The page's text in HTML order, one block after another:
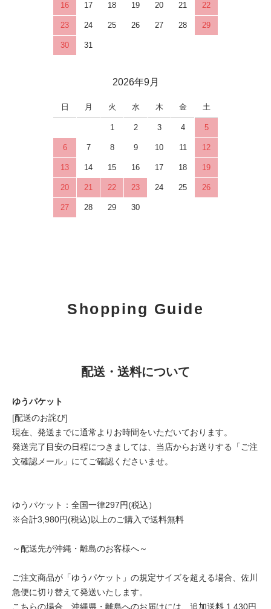
16 17 18 19 20 21 22
23 24 25 26 27 28 29
30 31
2026年9月
日 月 火 水 木 金 土
1 2 3 4 5
6 7 8 9 10 11 12
13 14 15 16 17 18 19
20 21 22 23 24 25 26
27 28 29 30
Shopping Guide
配送・送料について
ゆうパケット
[配送のお詫び]
現在、発送までに通常よりお時間をいただいております。
発送完了目安の日程につきましては、当店からお送りする「ご注
文確認メール」にてご確認くださいませ。
ゆうパケット：全国一律297円(税込）
※合計3,980円(税込)以上のご購入で送料無料
～配送先が沖縄・離島のお客様へ～
ご注文商品が「ゆうパケット」の規定サイズを超える場合、佐川
急便に切り替えて発送いたします。
こちらの場合、沖縄県・離島へのお届けには、追加送料 1,430円